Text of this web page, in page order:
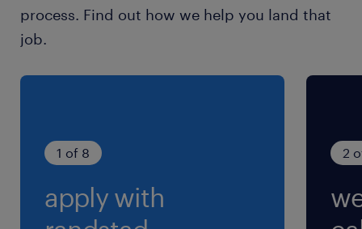
process. Find out how we help you land that
job.
1 of 8
apply with
2